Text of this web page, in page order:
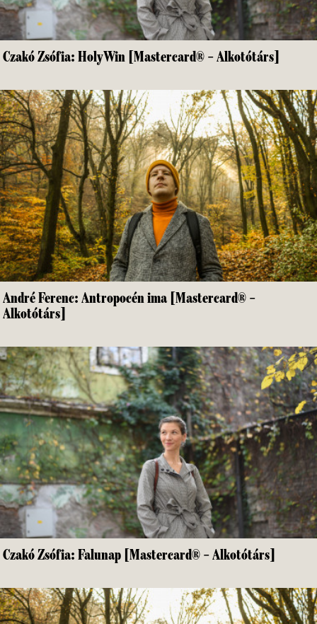
Czakó Zsófia: HolyWin [Mastercard® – Alkotótárs]
André Ferenc: Antropocén ima [Mastercard® –
Alkotótárs]
Czakó Zsófia: Falunap [Mastercard® – Alkotótárs]